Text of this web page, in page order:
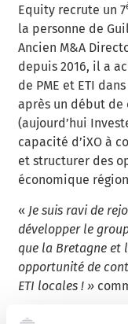
Equity recrute un 7
la personne de
Ancien M&A
depuis 2016, il a
de PME et ETI
après un début de
(aujourd’hui
capacité d’iXO à
et structurer des
économique
« Je suis ravi de
développer le
que la Bretagne et
opportunité de
ETI locales ! »
Rémi Chériaux